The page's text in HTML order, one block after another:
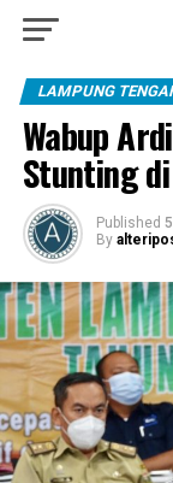
LAMPUNG
Wabup
Stunting
Published
By